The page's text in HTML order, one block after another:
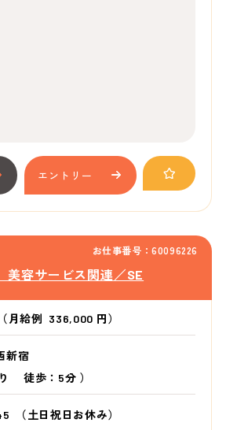
エントリー
お仕事番号：60096226
美容サービス関連／SE
月給例 336,000 円）
新宿
り 徒歩：5分 ）
（土日祝日お休み）